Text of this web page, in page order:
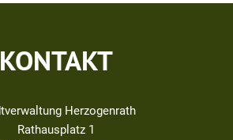
KONTAKT
Herzogenrath
Rathausplatz 1